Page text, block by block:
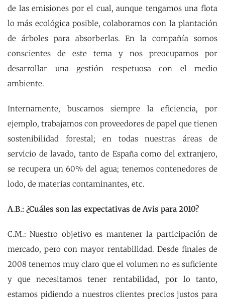
de las emisiones por el cual, aunque tengamos una flota
lo más ecológica posible, colaboramos con la plantación
de árboles para absorberlas. En la compañía somos
conscientes de este tema y nos preocupamos por
desarrollar una gestión respetuosa con el medio
ambiente.
Internamente, buscamos siempre la eficiencia, por
ejemplo, trabajamos con proveedores de papel que tienen
sostenibilidad forestal; en todas nuestras áreas de
servicio de lavado, tanto de España como del extranjero,
se recupera un 60% del agua; tenemos contenedores de
lodo, de materias contaminantes, etc.
A.B.: ¿Cuáles son las expectativas de Avis para 2010?
C.M.: Nuestro objetivo es mantener la participación de
mercado, pero con mayor rentabilidad. Desde finales de
2008 tenemos muy claro que el volumen no es suficiente
y que necesitamos tener rentabilidad, por lo tanto,
estamos pidiendo a nuestros clientes precios justos para